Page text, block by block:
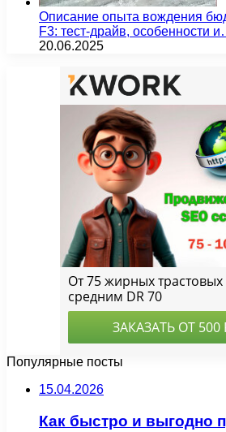
Описание опыта вождения
F3: тест-драйв, особенности
20.06.2025
Популярные посты
15.04.2026
Как быстро и выгодно